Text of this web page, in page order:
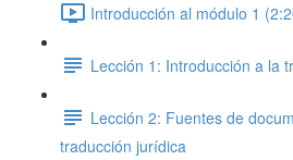
Introducción al módulo 1
Lección 1: Introducción a la
Lección 2: Fuentes de
traducción jurídica